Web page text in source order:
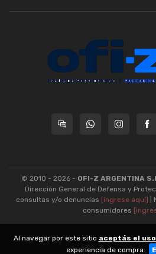
© 2010 - 2026 - OFI-Z ARGENTINA
Dirección General de Defensa y
consultas y/o denuncias [ingrese aquí]
|
consumidores
Al navegar por este sitio aceptás el
experiencia de compra.